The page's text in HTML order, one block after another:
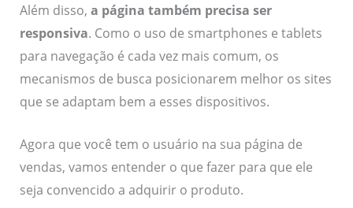
Além disso, a página também precisa ser
responsiva. Como o uso de smartphones e tablets
para navegação é cada vez mais comum, os
mecanismos de busca posicionarem melhor os sites
que se adaptam bem a esses dispositivos.
Agora que você tem o usuário na sua página de
vendas, vamos entender o que fazer para que ele
seja convencido a adquirir o produto.